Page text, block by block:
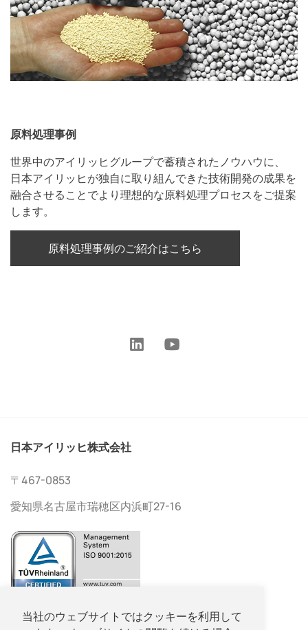
当社のウェブサイトではクッキーを利用して
原料処理事例
世界中のアイリッヒグループで蓄積されたノウハウに、
日本アイリッヒが独自に取り組んできた技術開発の成果を
融合させることでより理想的な原料処理プロセスをご提案
します。
原料処理事例のご紹介はこちら
日本アイリッヒ株式会社
〒467-0853
愛知県名古屋市瑞穂区内浜町27-16
052-533-2577